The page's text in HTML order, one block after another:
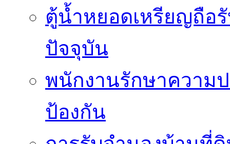
ตู้น้ำหยอดเหรียญถือ
ปัจจุบัน
พนักงานรักษาความ
ป้องกัน